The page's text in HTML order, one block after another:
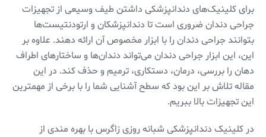
برای کلینیک‌های دندانپزشکی داشتن طیف وسیعی از تجهیزات
جراحی دندان ضروری است تا دندانپزشکان و ارتودنتیست‌ها
بتوانند جراحی دندان را با ابزار مخصوص آن ارائه دهند. علاوه بر
این، این ابزار جراحی دندان می‌تواند دندان‌ها و ساختارهای اطراف
دهان را بررسی، درمان، دستکاری، ترمیم و حذف کند. در این
مقاله تلاش بر این بود که سطح آشنایی شما را با برخی از مهمترین
این تجهیزات بالا ببریم.
در کلینیک دندانپزشکی شبانه روزی زاگرس با بهره مندی از